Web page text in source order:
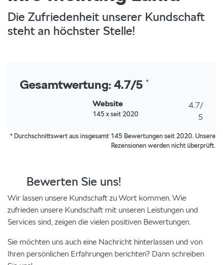
Die Zufriedenheit unserer Kundschaft
steht an höchster Stelle!
Gesamtwertung: 4.7/5 *
Website
145 xseit 2020
4.7/
5
* Durchschnittswert aus insgesamt 145 Bewertungen seit 2020. Unsere
Rezensionen werden nicht überprüft.
Bewerten Sie uns!
Wir lassen unsere Kundschaft zu Wort kommen. Wie
zufrieden unsere Kundschaft mit unseren Leistungen und
Services sind, zeigen die vielen positiven Bewertungen.
Sie möchten uns auch eine Nachricht hinterlassen und von
Ihren persönlichen Erfahrungen berichten? Dann schreiben